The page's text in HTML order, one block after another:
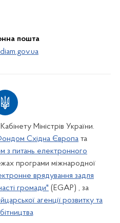
пошта
Міністрів України.
Східна Європа та
з питань електронного
програми міжнародної
врядування задля
громади" (EGAP) , за
агенції розвитку та